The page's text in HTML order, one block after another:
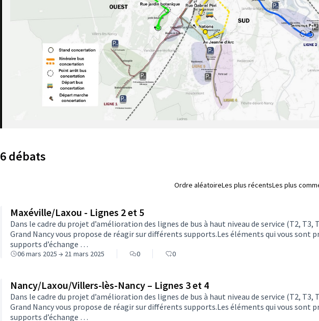
6 débats
Ordre aléatoireLes plus récentsLes plus
Maxéville/Laxou - Lignes 2 et 5
Dans le cadre du projet d’amélioration des lignes de bus à haut niveau de service (T2, T3,
Grand Nancy vous propose de réagir sur différents supports.Les éléments qui vous sont
supports d’échange …
06 mars 2025 → 21 mars 2025 0 0
Nancy/Laxou/Villers-lès-Nancy – Lignes 3 et 4
Dans le cadre du projet d’amélioration des lignes de bus à haut niveau de service (T2, T3,
Grand Nancy vous propose de réagir sur différents supports.Les éléments qui vous sont
supports d’échange …